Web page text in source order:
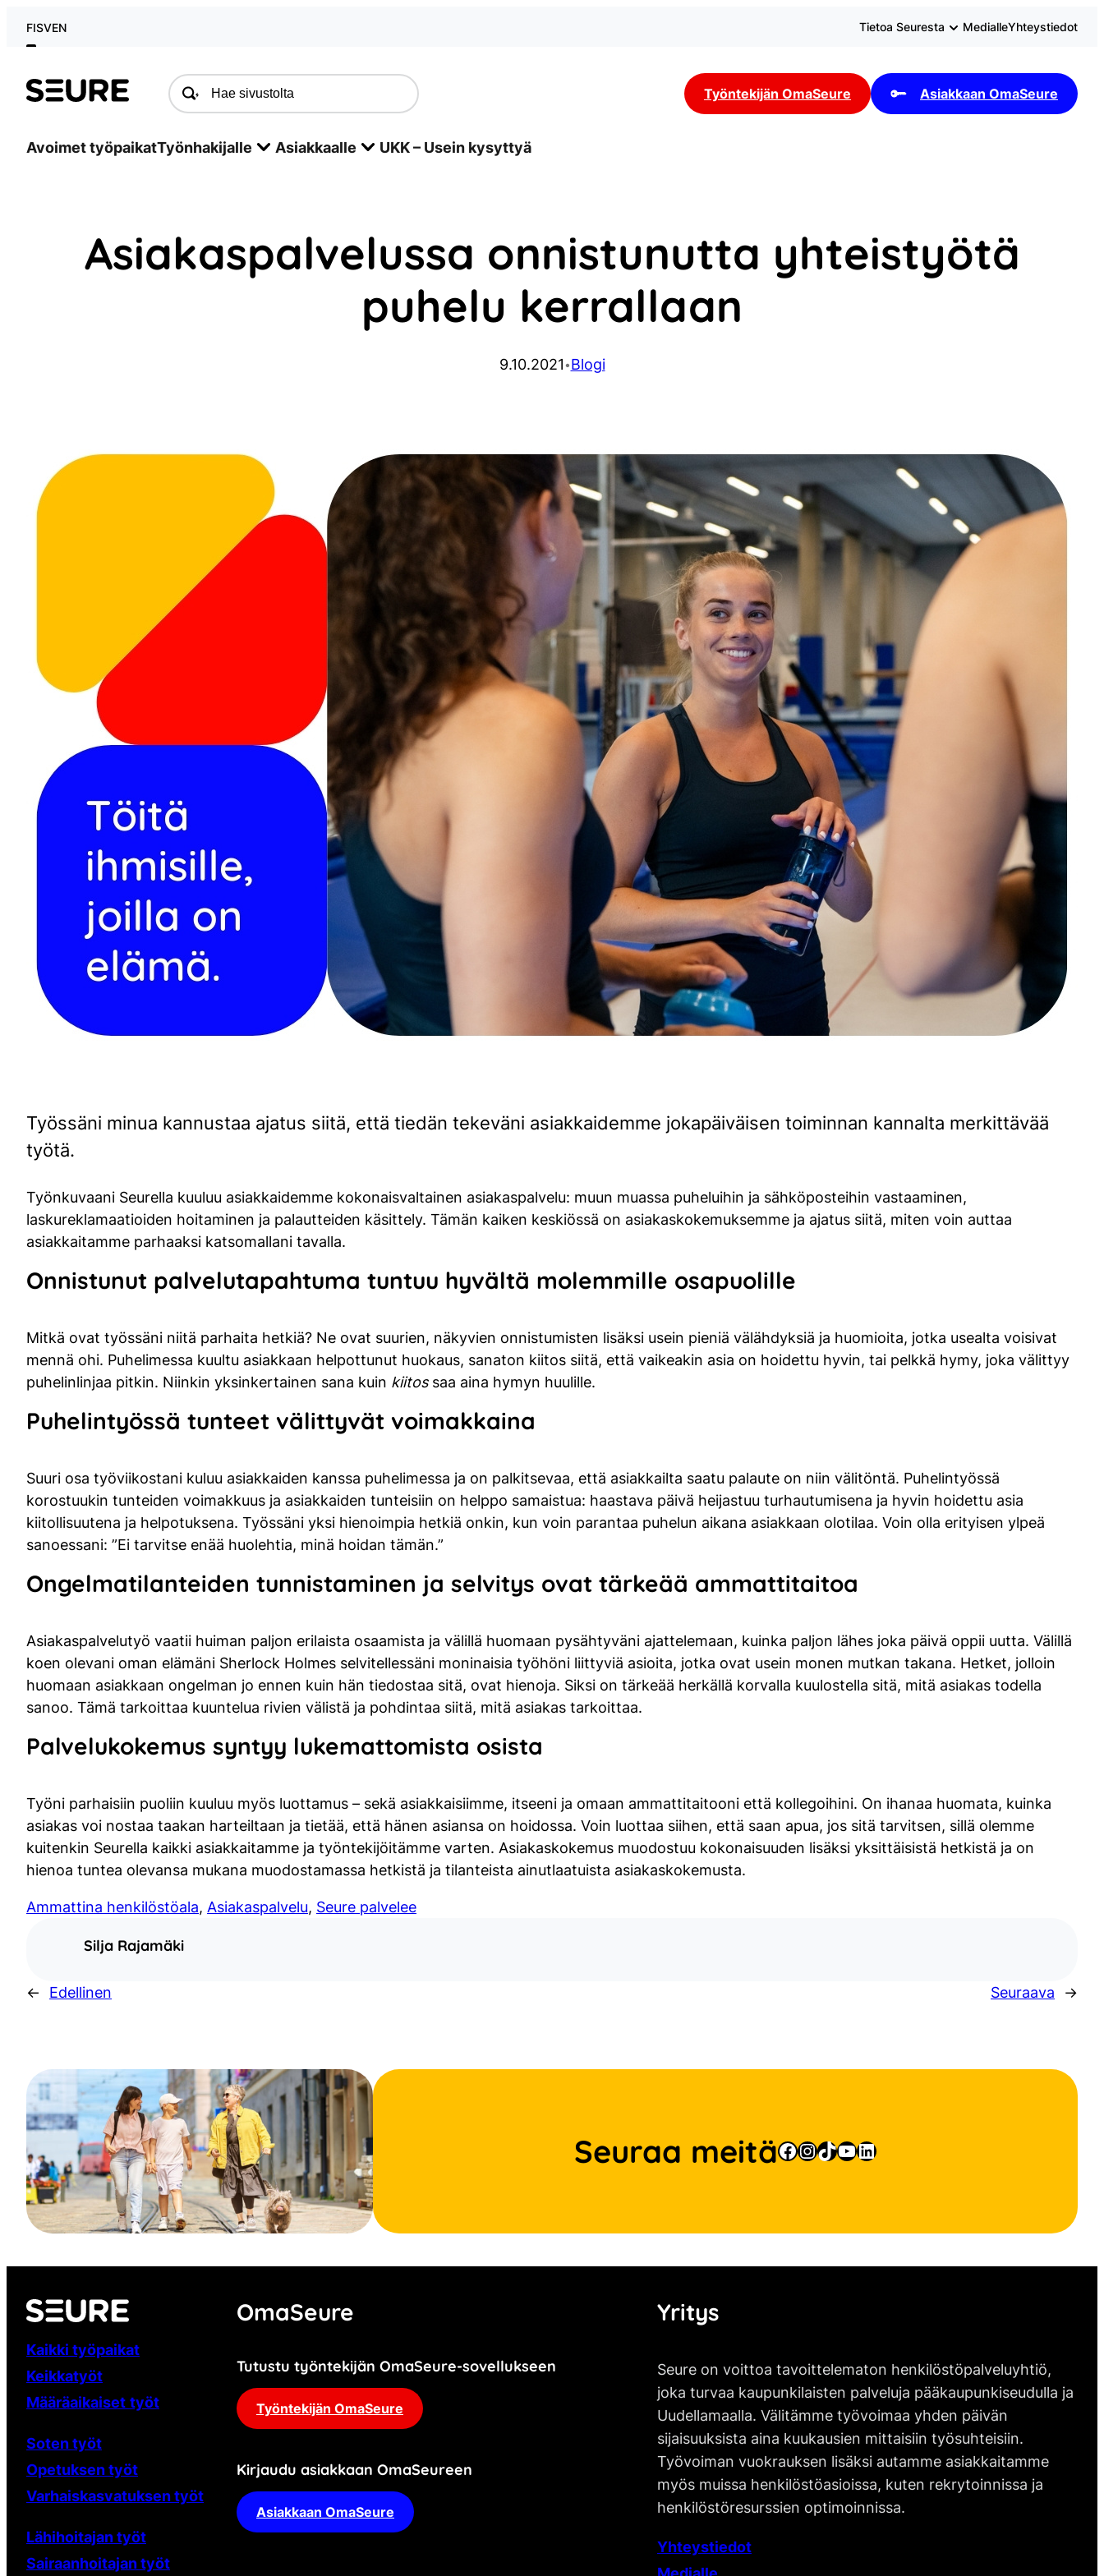
FISVEN Tietoa Seuresta MedialleYhteystiedot
Seure Työntekijän OmaSeure Asiakkaan OmaSeure
Avoimet työpaikatTyönhakijalle Asiakkaalle UKK – Usein kysyttyä
Asiakaspalvelussa onnistunutta yhteistyötä
puhelu kerrallaan
9.10.2021•Blogi
Työssäni minua kannustaa ajatus siitä, että tiedän tekeväni asiakkaidemme jokapäiväisen toiminnan kannalta merkittävää
työtä.
Työnkuvaani Seurella kuuluu asiakkaidemme kokonaisvaltainen asiakaspalvelu: muun muassa puheluihin ja sähköposteihin vastaaminen,
laskureklamaatioiden hoitaminen ja palautteiden käsittely. Tämän kaiken keskiössä on asiakaskokemuksemme ja ajatus siitä, miten voin auttaa
asiakkaitamme parhaaksi katsomallani tavalla.
Onnistunut palvelutapahtuma tuntuu hyvältä molemmille osapuolille
Mitkä ovat työssäni niitä parhaita hetkiä? Ne ovat suurien, näkyvien onnistumisten lisäksi usein pieniä välähdyksiä ja huomioita, jotka usealta voisivat
mennä ohi. Puhelimessa kuultu asiakkaan helpottunut huokaus, sanaton kiitos siitä, että vaikeakin asia on hoidettu hyvin, tai pelkkä hymy, joka välittyy
puhelinlinjaa pitkin. Niinkin yksinkertainen sana kuin kiitos saa aina hymyn huulille.
Puhelintyössä tunteet välittyvät voimakkaina
Suuri osa työviikostani kuluu asiakkaiden kanssa puhelimessa ja on palkitsevaa, että asiakkailta saatu palaute on niin välitöntä. Puhelintyössä
korostuukin tunteiden voimakkuus ja asiakkaiden tunteisiin on helppo samaistua: haastava päivä heijastuu turhautumisena ja hyvin hoidettu asia
kiitollisuutena ja helpotuksena. Työssäni yksi hienoimpia hetkiä onkin, kun voin parantaa puhelun aikana asiakkaan olotilaa. Voin olla erityisen ylpeä
sanoessani: ”Ei tarvitse enää huolehtia, minä hoidan tämän.”
Ongelmatilanteiden tunnistaminen ja selvitys ovat tärkeää ammattitaitoa
Asiakaspalvelutyö vaatii huiman paljon erilaista osaamista ja välillä huomaan pysähtyväni ajattelemaan, kuinka paljon lähes joka päivä oppii uutta. Välillä
koen olevani oman elämäni Sherlock Holmes selvitellessäni moninaisia työhöni liittyviä asioita, jotka ovat usein monen mutkan takana. Hetket, jolloin
huomaan asiakkaan ongelman jo ennen kuin hän tiedostaa sitä, ovat hienoja. Siksi on tärkeää herkällä korvalla kuulostella sitä, mitä asiakas todella
sanoo. Tämä tarkoittaa kuuntelua rivien välistä ja pohdintaa siitä, mitä asiakas tarkoittaa.
Palvelukokemus syntyy lukemattomista osista
Työni parhaisiin puoliin kuuluu myös luottamus – sekä asiakkaisiimme, itseeni ja omaan ammattitaitooni että kollegoihini. On ihanaa huomata, kuinka
asiakas voi nostaa taakan harteiltaan ja tietää, että hänen asiansa on hoidossa. Voin luottaa siihen, että saan apua, jos sitä tarvitsen, sillä olemme
kuitenkin Seurella kaikki asiakkaitamme ja työntekijöitämme varten. Asiakaskokemus muodostuu kokonaisuuden lisäksi yksittäisistä hetkistä ja on
hienoa tuntea olevansa mukana muodostamassa hetkistä ja tilanteista ainutlaatuista asiakaskokemusta.
Ammattina henkilöstöala, Asiakaspalvelu, Seure palvelee
Silja Rajamäki
← Edellinen Seuraava →
Seuraa meitäFacebook
Instagram
TikTok
YouTube
LinkedIn
Kaikki työpaikat
Keikkatyöt
Määräaikaiset työt
Soten työt
Opetuksen työt
Varhaiskasvatuksen työt
Lähihoitajan työt
Sairaanhoitajan työt
OmaSeure
Tutustu työntekijän OmaSeure-sovellukseen
Työntekijän OmaSeure
Kirjaudu asiakkaan OmaSeureen
Asiakkaan OmaSeure
Yritys
Seure on voittoa tavoittelematon henkilöstöpalveluyhtiö,
joka turvaa kaupunkilaisten palveluja pääkaupunkiseudulla ja
Uudellamaalla. Välitämme työvoimaa yhden päivän
sijaisuuksista aina kuukausien mittaisiin työsuhteisiin.
Työvoiman vuokrauksen lisäksi autamme asiakkaitamme
myös muissa henkilöstöasioissa, kuten rekrytoinnissa ja
henkilöstöresurssien optimoinnissa.
Yhteystiedot